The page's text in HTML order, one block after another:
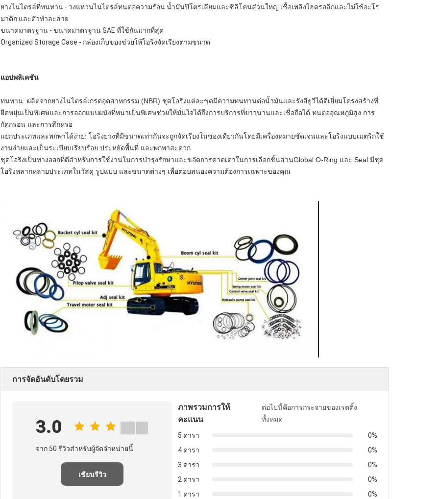
ยางไนไตรล์ที่ทนทาน - วงแหวนไนไตรล์ทนต่อความร้อน น้ำมันปิโตรเลียมและซิลิโคนส่วนใหญ่ เชื้อเพลิงไฮดรอลิกและไม่ใช้อะโร
มาติก และตัวทำละลาย
ขนาดมาตรฐาน - ขนาดมาตรฐาน SAE ที่ใช้กันมากที่สุด
Organized Storage Case - กล่องเก็บของช่วยให้โอริงจัดเรียงตามขนาด
แอปพลิเคชัน
ทนทาน: ผลิตจากยางไนไตรล์เกรดอุตสาหกรรม (NBR) ชุดโอริงแต่ละชุดมีความทนทานต่อน้ำมันและรังสียูวีได้ดีเยี่ยมโครงสร้างที่
ยืดหยุ่นเป็นพิเศษและการออกแบบผนังที่หนาเป็นพิเศษช่วยให้มั่นใจได้ถึงการบริการที่ยาวนานและเชื่อถือได้ ทนต่ออุณหภูมิสูง การ
กัดกร่อน และการสึกหรอ
แยกประเภทและพกพาได้ง่าย: โอริงยางที่มีขนาดเท่ากันจะถูกจัดเรียงในช่องเดียวกันโดยมีเครื่องหมายชัดเจนและโอริงแบบเมตริกใช้
งานง่ายและเป็นระเบียบเรียบร้อย ประหยัดพื้นที่ และพกพาสะดวก
ชุดโอริงเป็นทางออกที่ดีสำหรับการใช้งานในการบำรุงรักษาและขจัดการคาดเดาในการเลือกชิ้นส่วนGlobal O-Ring และ Seal มีชุด
โอริงหลากหลายประเภทในวัสดุ รูปแบบ และขนาดต่างๆ เพื่อตอบสนองความต้องการเฉพาะของคุณ
การจัดอันดับโดยรวม
3.0
จาก 50 รีวิวสําหรับผู้จัดจําหน่ายนี้
เขียนรีวิว
ภาพรวมการให้
คะแนน
ต่อไปนี้คือการกระจายของเรตติ้ง
ทั้งหมด
5 ดารา
0%
4 ดารา
0%
3 ดารา
0%
2 ดารา
0%
1 ดารา
0%